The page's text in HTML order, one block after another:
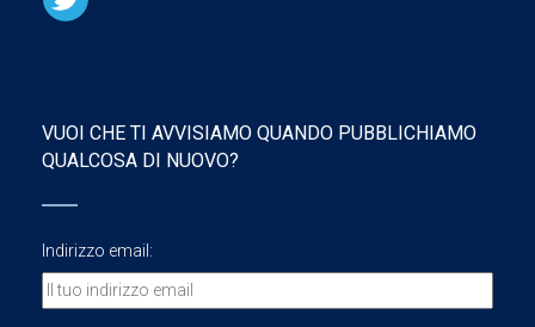
VUOI CHE TI AVVISIAMO QUANDO PUBBLICHIAMO
QUALCOSA DI NUOVO?
Indirizzo email: